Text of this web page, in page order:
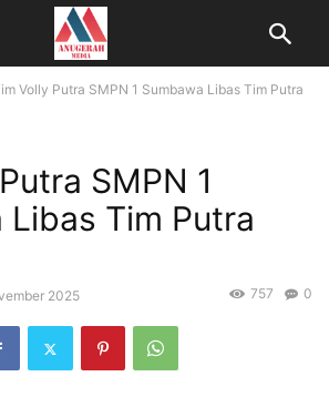
Volly Putra SMPN 1 Sumbawa Libas Tim Putra
SMPN 1
Libas Tim Putra
2025 0
757